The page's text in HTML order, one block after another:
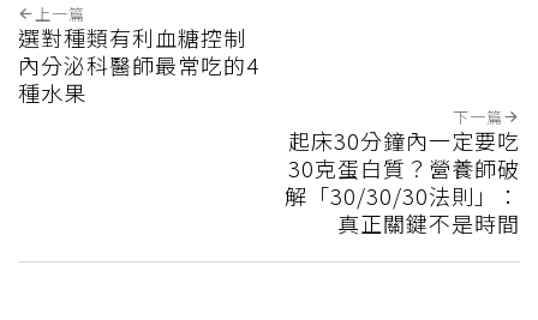
上一篇
選對種類有利血糖控制
內分泌科醫師最常吃的4
種水果
下一篇
起床30分鐘內一定要吃
30克蛋白質？營養師破
解「30/30/30法則」：
真正關鍵不是時間